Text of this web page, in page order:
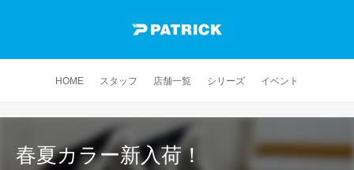
HOME スタッフ 店舗一覧 シリーズ イベント
春夏カラー新入荷！